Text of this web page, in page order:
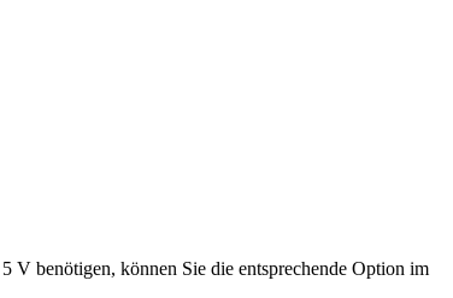
benötigen, können Sie die entsprechende Option im